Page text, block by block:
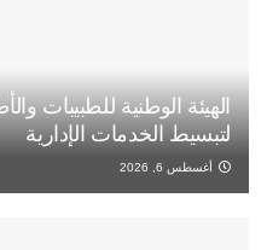
الهيئة الوطنية للطبيبات
لتبسيط الخدمات الإدارية
أغسطس 6, 2026